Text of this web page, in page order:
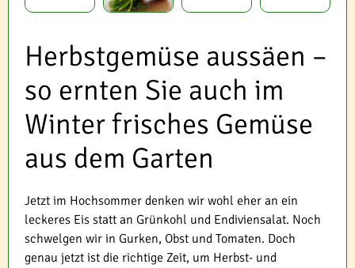
Herbstgemüse aussäen –
so ernten Sie auch im
Winter frisches Gemüse
aus dem Garten
Jetzt im Hochsommer denken wir wohl eher an ein
leckeres Eis statt an Grünkohl und Endiviensalat. Noch
schwelgen wir in Gurken, Obst und Tomaten. Doch
genau jetzt ist die richtige Zeit, um Herbst- und